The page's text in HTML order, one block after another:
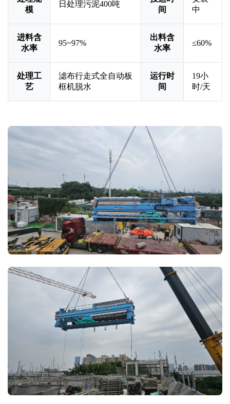
模
日处理污泥400吨
间
中
进料含
水率
95~97%
出料含
水率
≤60%
处理工
艺
滤布行走式全自动板
框机脱水
运行时
间
19小
时/天